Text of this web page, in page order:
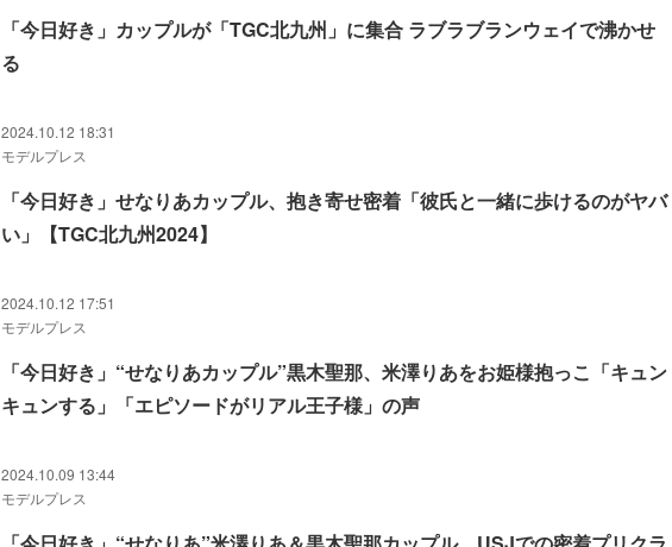
「今日好き」カップルが「TGC北九州」に集合 ラブラブランウェイで沸かせ
る
2024.10.12 18:31
モデルプレス
「今日好き」せなりあカップル、抱き寄せ密着「彼氏と一緒に歩けるのがヤバ
い」【TGC北九州2024】
2024.10.12 17:51
モデルプレス
「今日好き」“せなりあカップル”黒木聖那、米澤りあをお姫様抱っこ「キュン
キュンする」「エピソードがリアル王子様」の声
2024.10.09 13:44
モデルプレス